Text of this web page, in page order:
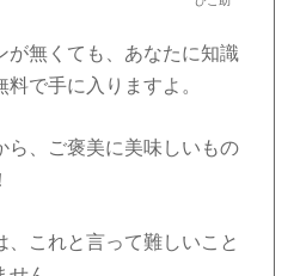
が無くても、あなたに知識
で手に入りますよ。
ら、ご褒美に美味しいもの
、これと言って難しいこと